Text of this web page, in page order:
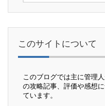
このサイトについて
このブログでは主に管理
の攻略記事、評価や感想
ています。